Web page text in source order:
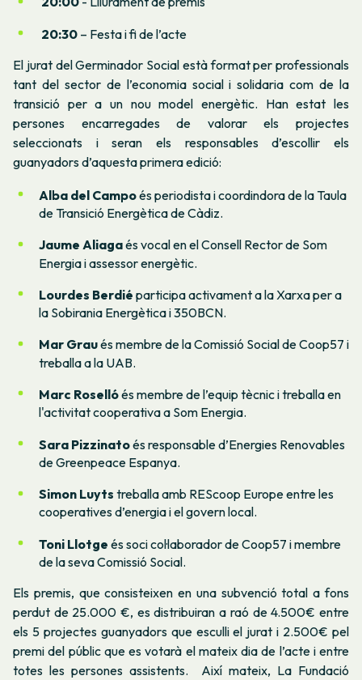
20:30 – Festa i fi de l’acte
El jurat del Germinador Social està format per professionals
tant del sector de l’economia social i solidaria com de la
transició per a un nou model energètic. Han estat les
persones encarregades de valorar els projectes
seleccionats i seran els responsables d’escollir els
guanyadors d’aquesta primera edició:
Alba del Campoés periodista i coordindora de la Taula
de Transició Energètica de Càdiz.
Jaume Aliagaés vocal en el Consell Rector de Som
Energia i assessor energètic.
Lourdes Berdié participa activament a la Xarxa per a
la Sobirania Energètica i 350BCN.
Mar Graués membre de la Comissió Social de Coop57 i
treballa a la UAB.
Marc Rosellóés membre de l’equip tècnic i treballa en
l'activitat cooperativa a Som Energia.
Sara Pizzinatoés responsable d’Energies Renovables
de Greenpeace Espanya.
Simon Luyts treballa amb REScoop Europe entre les
cooperatives d’energia i el govern local.
Toni Llotge és soci col·laborador de Coop57 i membre
de la seva Comissió Social.
Els premis, que consisteixen en una subvenció total a fons
perdut de 25.000 €, es distribuiran a raó de 4.500€ entre
els 5 projectes guanyadors que esculli el jurat i 2.500€ pel
premi del públic que es votarà el mateix dia de l’acte i entre
totes les persones assistents. Així mateix, La Fundació